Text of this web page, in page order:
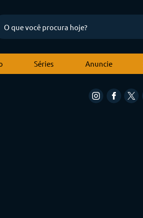
Séries Anuncie